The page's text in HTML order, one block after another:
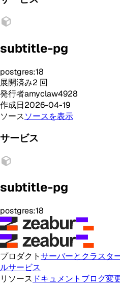
subtitle-pg
postgres:18
展開済み2 回
発行者amyclaw4928
作成日2026-04-19
ソースソースを表示
サービス
subtitle-pg
postgres:18
プロダクトサーバーとクラスタ
ルサービス
リソース ドキュメント ブログ変